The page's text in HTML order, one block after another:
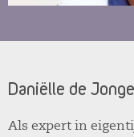
Daniëlle de Jonge
Als expert in